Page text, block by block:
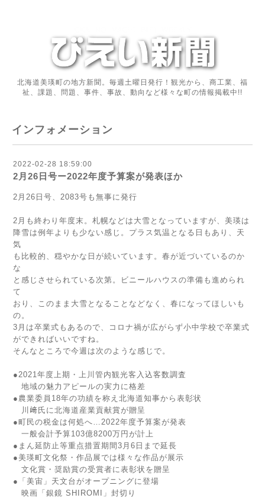
北海道美瑛町の地方新聞。毎週土曜日発行！観光から、商工業、福
祉、課題、問題、事件、事故、動向など様々な町の情報掲載中!!
インフォメーション
2022-02-28 18:59:00
2月26日号ー2022年度予算案が発表ほか
2月26日号、2083号も無事に発行
2月も終わり年度末。札幌などは大雪となっていますが、美瑛は
降雪は例年よりも少ない感じ。プラス気温となる日もあり、天
気
も比較的、穏やかな日が続いています。春が近づいているのか
な
と感じさせられている次第。ビニールハウスの準備も進められ
て
おり、このまま大雪となることなどなく、春になってほしいも
の。
3月は卒業式もあるので、コロナ禍が広がらず小中学校で卒業式
ができればいいですね。
そんなところで今週は次のような感じで。
●2021年度上期・上川管内観光客入込客数調査
地域の魅力アピールの実力に格差
●農業委員18年の功績を称え北海道知事から表彰状
川﨑氏に北海道産業貢献賞が贈呈
●町民の税金は何処へ…2022年度予算案が発表
一般会計予算103億8200万円が計上
●まん延防止等重点措置期間3月6日まで延長
●美瑛町文化祭・作品展では様々な作品が展示
文化賞・奨励賞の受賞者に表彰状を贈呈
●「美宙」天文台がオープニングに登場
映画「銀鏡 SHIROMI」封切り